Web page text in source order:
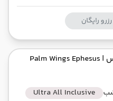
رایگان
| Palm Wings Ephesus
Ultra All Inclusive